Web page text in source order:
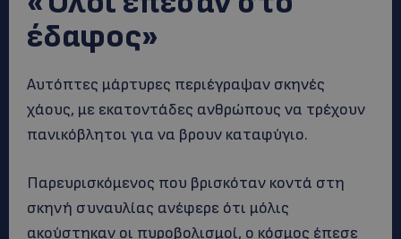
έδαφος»
Αυτόπτες μάρτυρες περιέγραψαν σκηνές
χάους, με εκατοντάδες ανθρώπους να τρέχουν
πανικόβλητοι για να βρουν καταφύγιο.
Παρευρισκόμενος που βρισκόταν κοντά στη
σκηνή συναυλίας ανέφερε ότι μόλις
ακούστηκαν οι πυροβολισμοί, ο κόσμος έπεσε